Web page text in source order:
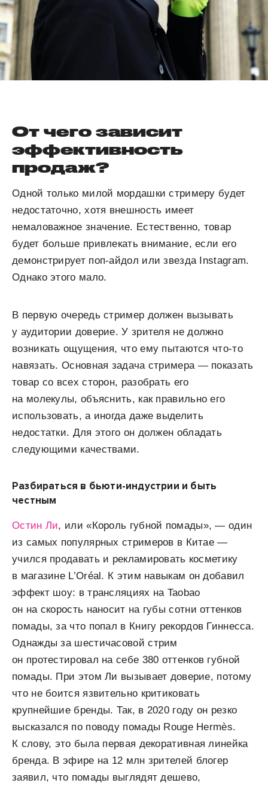
От чего зависит
эффективность
продаж?
Одной только милой мордашки стримеру будет
недостаточно, хотя внешность имеет
немаловажное значение. Естественно, товар
будет больше привлекать внимание, если его
демонстрирует поп-айдол или звезда Instagram.
Однако этого мало.
В первую очередь стример должен вызывать
у аудитории доверие. У зрителя не должно
возникать ощущения, что ему пытаются что-то
навязать. Основная задача стримера — показать
товар со всех сторон, разобрать его
на молекулы, объяснить, как правильно его
использовать, а иногда даже выделить
недостатки. Для этого он должен обладать
следующими качествами.
Разбираться в бьюти-индустрии и быть
честным
Остин Ли, или «Король губной помады», — один
из самых популярных стримеров в Китае —
учился продавать и рекламировать косметику
в магазине L’Oréal. К этим навыкам он добавил
эффект шоу: в трансляциях на Taobao
он на скорость наносит на губы сотни оттенков
помады, за что попал в Книгу рекордов Гиннесса.
Однажды за шестичасовой стрим
он протестировал на себе 380 оттенков губной
помады. При этом Ли вызывает доверие, потому
что не боится язвительно критиковать
крупнейшие бренды. Так, в 2020 году он резко
высказался по поводу помады Rouge Hermès.
К слову, это была первая декоративная линейка
бренда. В эфире на 12 млн зрителей блогер
заявил, что помады выглядят дешево,